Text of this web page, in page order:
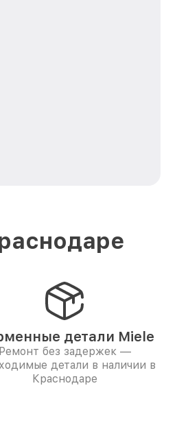
детали Miele
Ремонт без задержек —
детали в наличии в
Краснодаре